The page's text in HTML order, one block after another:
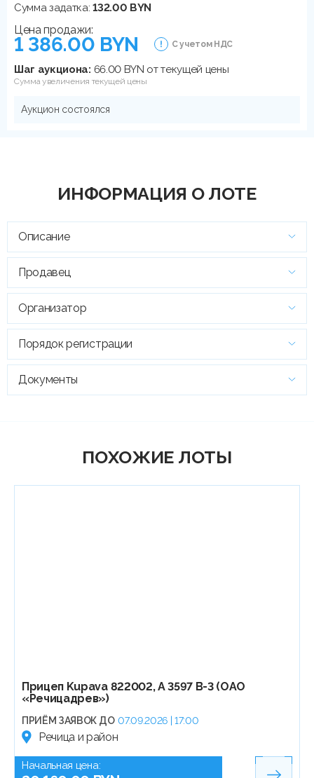
Сумма задатка:132.00 BYN
Цена продажи:
1 386.00 BYN С учетом НДС
Шаг аукциона: 66.00 BYN от текущей цены
Сумма увеличения текущей цены
Аукцион состоялся
ИНФОРМАЦИЯ О ЛОТЕ
Описание
Продавец
Организатор
Порядок регистрации
Документы
ПОХОЖИЕ ЛОТЫ
Прицеп Kupava 822002, А 3597 В-3 (ОАО
«Речицадрев»)
ПРИЁМ ЗАЯВОК ДО 07.09.2026 | 17:00
Речица и район
Начальная цена: